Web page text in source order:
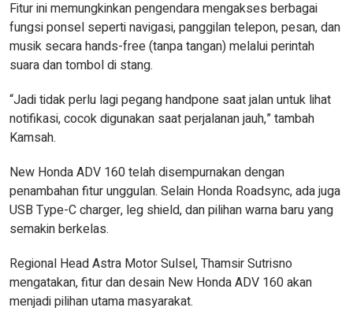
Fitur ini memungkinkan pengendara mengakses berbagai
fungsi ponsel seperti navigasi, panggilan telepon, pesan, dan
musik secara hands-free (tanpa tangan) melalui perintah
suara dan tombol di stang.
“Jadi tidak perlu lagi pegang handpone saat jalan untuk lihat
notifikasi, cocok digunakan saat perjalanan jauh,” tambah
Kamsah.
New Honda ADV 160 telah disempurnakan dengan
penambahan fitur unggulan. Selain Honda Roadsync, ada juga
USB Type-C charger, leg shield, dan pilihan warna baru yang
semakin berkelas.
Regional Head Astra Motor Sulsel, Thamsir Sutrisno
mengatakan, fitur dan desain New Honda ADV 160 akan
menjadi pilihan utama masyarakat.